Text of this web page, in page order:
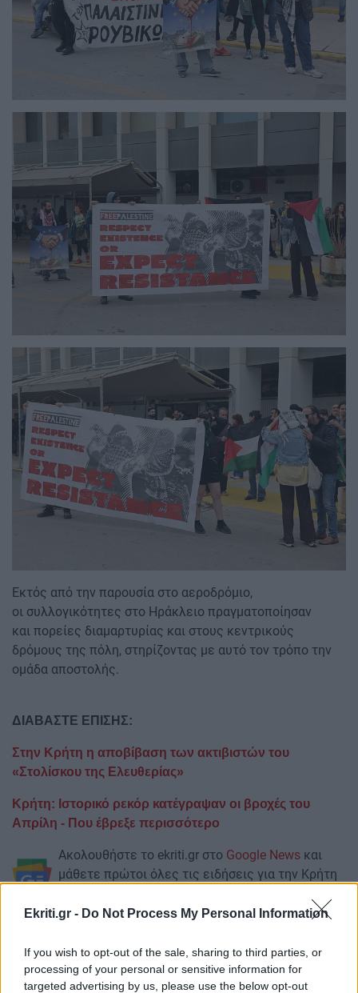
Ekriti.gr - Do Not Process My Personal Information
If you wish to opt-out of the sale, sharing to third parties, or
processing of your personal or sensitive information for
targeted advertising by us, please use the below opt-out
Εκτός από την παρουσία στο αεροδρόμιο,
οι συλλογικότητες στο Ηράκλειο πραγματοποίησαν
και πορείες διαμαρτυρίας και στους κεντρικούς
δρόμους της πόλη, στηρίζοντας με αυτό τον τρόπο την
ομάδα αποστολής.
ΔΙΑΒΑΣΤΕ ΕΠΙΣΗΣ:
Στην Κρήτη η αποβίβαση των ακτιβιστών του
«Στολίσκου της Ελευθερίας»
Κρήτη: Ιστορικό ρεκόρ κατέγραψαν οι βροχές του
Απρίλη - Που έβρεξε περισσότερο
Ακολουθήστε το ekriti.gr στο Google News και
μάθετε πρώτοι όλες τις ειδήσεις για την Κρήτη